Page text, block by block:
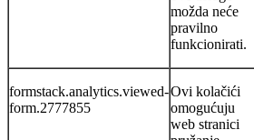
možda neće
pravilno
funkcionirati.
formstack.analytics.viewed-
form.2777855
Ovi kolačići
omogućuju
web stranici